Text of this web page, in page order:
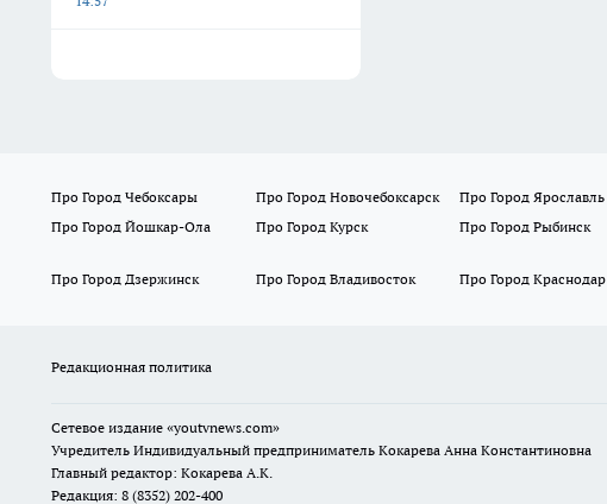
Про Город Чебоксары Про Город Новочебоксарск Про Город Ярославль
Про Город Йошкар-Ола
Про Город Курск Про Город Рыбинск
Про Город Дзержинск
Про Город Владивосток Про Город Краснодар
Редакционная политика
Сетевое издание «youtvnews.com»
Учредитель Индивидуальный предприниматель Кокарева Анна Константиновна
Главный редактор: Кокарева А.К.
Редакция: 8 (8352) 202-400